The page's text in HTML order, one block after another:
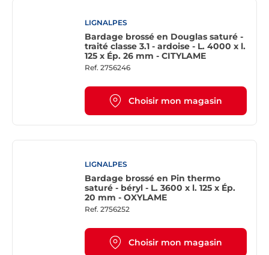
LIGNALPES
Bardage brossé en Douglas saturé -
traité classe 3.1 - ardoise - L. 4000 x l.
125 x Ép. 26 mm - CITYLAME
Ref. 2756246
Choisir mon magasin
LIGNALPES
Bardage brossé en Pin thermo
saturé - béryl - L. 3600 x l. 125 x Ép.
20 mm - OXYLAME
Ref. 2756252
Choisir mon magasin